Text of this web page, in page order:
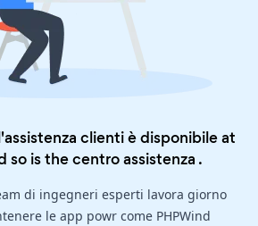
clienti è disponibile at
so is thecentro assistenza .
di ingegneri esperti lavora giorno
le app powr come PHPWind